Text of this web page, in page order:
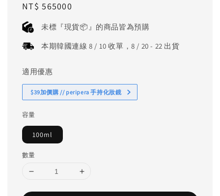
Regular
price
NT$ 565000
未標『現貨📦』的商品皆為預購
本期韓國連線 8 / 10 收單，8 / 20 - 22 出貨
適用優惠
$39加價購 // peripera 手持化妝鏡
容量
100ml
數量